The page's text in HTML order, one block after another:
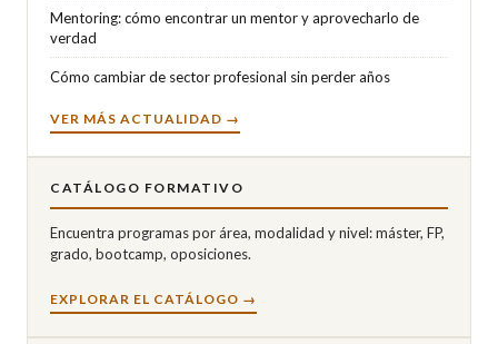
Mentoring: cómo encontrar un mentor y aprovecharlo de
verdad
Cómo cambiar de sector profesional sin perder años
VER MÁS ACTUALIDAD →
CATÁLOGO FORMATIVO
Encuentra programas por área, modalidad y nivel: máster, FP,
grado, bootcamp, oposiciones.
EXPLORAR EL CATÁLOGO →